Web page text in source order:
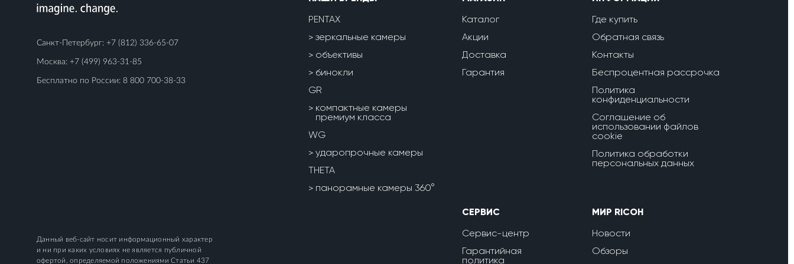
Санкт-Петербург: +7 (812) 336-65-07
Москва: +7 (499) 963-31-85
Бесплатно по России: 8 800 700-38-33
PENTAX
зеркальные камеры
объективы
бинокли
GR
компактные камеры
премиум класса
WG
ударопрочные камеры
THETA
панорамные камеры 360°
Каталог
Акции
Доставка
Гарантия
Где купить
Обратная связь
Контакты
Беспроцентная рассрочка
Политика
конфиденциальности
Соглашение об
использовании файлов
cookie
Политика обработки
персональных данных
СЕРВИС
Сервис-центр
Гарантийная
политика
МИР RICOH
Новости
Обзоры
Данный веб-сайт носит информационный характер
и ни при каких условиях не является публичной
офертой, определяемой положениями Статьи 437